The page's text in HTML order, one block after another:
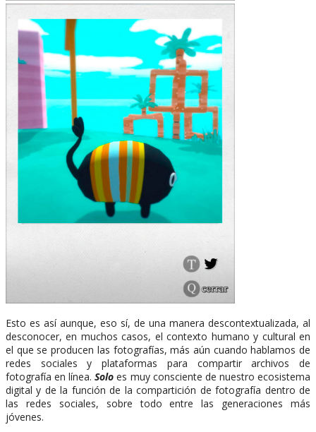
Esto es así aunque, eso sí, de una manera descontextualizada, al
desconocer, en muchos casos, el contexto humano y cultural en
el que se producen las fotografías, más aún cuando hablamos de
redes sociales y plataformas para compartir archivos de
fotografía en línea.Solo es muy consciente de nuestro ecosistema
digital y de la función de la compartición de fotografía dentro de
las redes sociales, sobre todo entre las generaciones más
jóvenes.